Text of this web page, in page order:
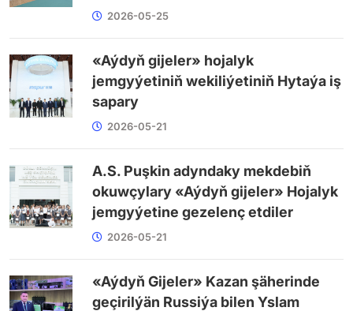
2026-05-25
«Aýdyň gijeler» hojalyk
jemgyýetiniň wekiliýetiniň Hytaýa iş
sapary
2026-05-21
A.S. Puşkin adyndaky mekdebiň
okuwçylary «Aýdyň gijeler» Hojalyk
jemgyýetine gezelenç etdiler
2026-05-21
«Aýdyň Gijeler» Kazan şäherinde
geçirilýän Russiýa bilen Yslam